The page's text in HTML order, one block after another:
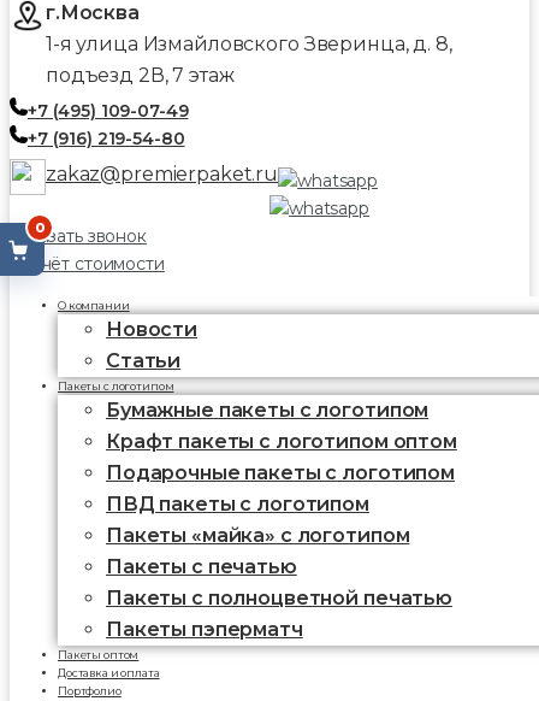
г.Москва
1-я улица Измайловского Зверинца, д. 8,
подъезд 2В, 7 этаж
+7 (495) 109-07-49
+7 (916) 219-54-80
zakaz@premierpaket.ru
Заказать звонок
Расчёт стоимости
0
О компании
Новости
Статьи
Пакеты с логотипом
Бумажные пакеты с логотипом
Крафт пакеты с логотипом оптом
Подарочные пакеты с логотипом
ПВД пакеты с логотипом
Пакеты «майка» с логотипом
Пакеты c печатью
Пакеты с полноцветной печатью
Пакеты пэперматч
Пакеты оптом
Доставка и оплата
Портфолио